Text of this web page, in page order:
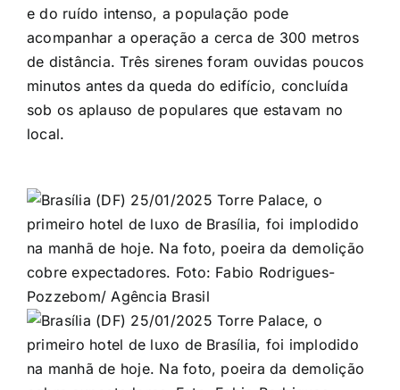
e do ruído intenso, a população pode
acompanhar a operação a cerca de 300 metros
de distância. Três sirenes foram ouvidas poucos
minutos antes da queda do edifício, concluída
sob os aplauso de populares que estavam no
local.